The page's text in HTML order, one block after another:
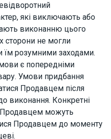
які виключають або
виконанню цього
сторони не могли
їм розумними заходами.
є попередніми
Умови придбання
Продавцем після
виконання. Конкретні
можуть
Продавцем до моменту